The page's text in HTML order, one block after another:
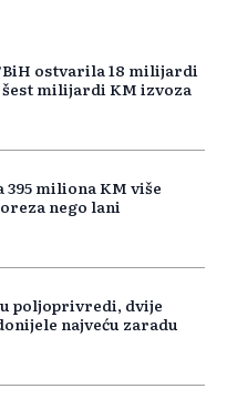
ostvarila 18 milijardi
milijardi KM izvoza
miliona KM više
nego lani
poljoprivredi, dvije
najveću zaradu